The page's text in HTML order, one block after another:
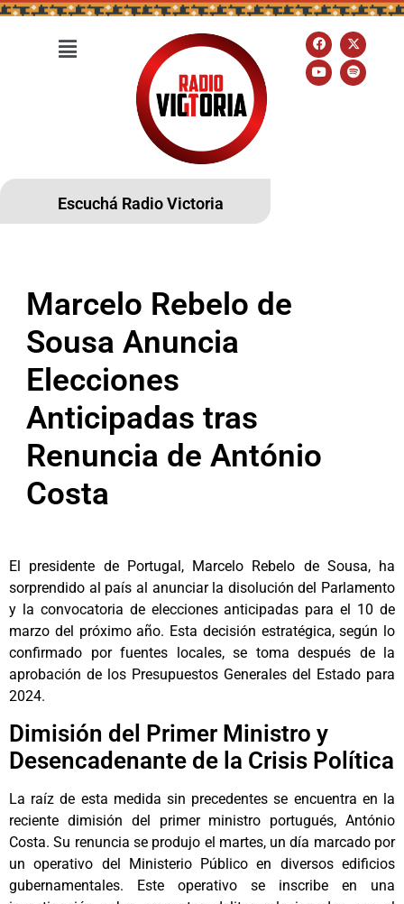
Escuchá Radio Victoria
Marcelo Rebelo de
Sousa Anuncia
Elecciones
Anticipadas tras
Renuncia de António
Costa
El presidente de Portugal, Marcelo Rebelo de Sousa, ha
sorprendido al país al anunciar la disolución del Parlamento
y la convocatoria de elecciones anticipadas para el 10 de
marzo del próximo año. Esta decisión estratégica, según lo
confirmado por fuentes locales, se toma después de la
aprobación de los Presupuestos Generales del Estado para
2024.
Dimisión del Primer Ministro y
Desencadenante de la Crisis Política
La raíz de esta medida sin precedentes se encuentra en la
reciente dimisión del primer ministro portugués, António
Costa. Su renuncia se produjo el martes, un día marcado por
un operativo del Ministerio Público en diversos edificios
gubernamentales. Este operativo se inscribe en una